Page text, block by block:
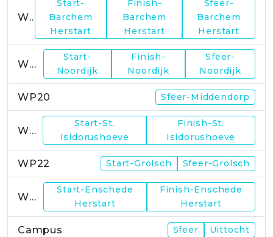
WP17
Start-
Barchem
Herstart
Finish-
Barchem
Herstart
Sfeer-
Barchem
Herstart
WP19
Start-
Noordijk
Finish-
Noordijk
Sfeer-
Noordijk
WP20 Sfeer-Middendorp
WP21
Start-St.
Isidorushoeve
Finish-St.
Isidorushoeve
WP22 Start-Grolsch Sfeer-Grolsch
WP23
Start-Enschede
Herstart
Finish-Enschede
Herstart
Campus Sfeer Uittocht